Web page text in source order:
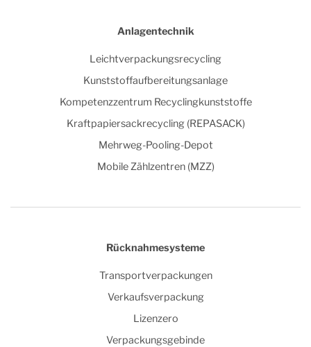
Anlagentechnik
Leichtverpackungsrecycling
Kunststoffaufbereitungsanlage
Kompetenzzentrum Recyclingkunststoffe
Kraftpapiersackrecycling (REPASACK)
Mehrweg-Pooling-Depot
Mobile Zählzentren (MZZ)
Rücknahmesysteme
Transportverpackungen
Verkaufsverpackung
Lizenzero
Verpackungsgebinde